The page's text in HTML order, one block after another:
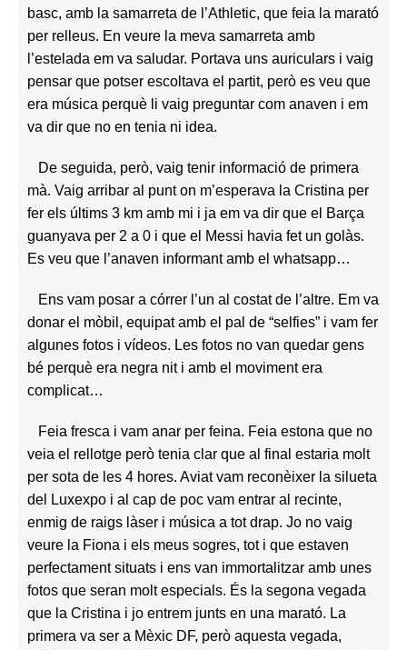
basc, amb la samarreta de l’Athletic, que feia la marató
per relleus. En veure la meva samarreta amb
l’estelada em va saludar. Portava uns auriculars i vaig
pensar que potser escoltava el partit, però es veu que
era música perquè li vaig preguntar com anaven i em
va dir que no en tenia ni idea.
De seguida, però, vaig tenir informació de primera
mà. Vaig arribar al punt on m’esperava la Cristina per
fer els últims 3 km amb mi i ja em va dir que el Barça
guanyava per 2 a 0 i que el Messi havia fet un golàs.
Es veu que l’anaven informant amb el whatsapp…
Ens vam posar a córrer l’un al costat de l’altre. Em va
donar el mòbil, equipat amb el pal de “selfies” i vam fer
algunes fotos i vídeos. Les fotos no van quedar gens
bé perquè era negra nit i amb el moviment era
complicat…
Feia fresca i vam anar per feina. Feia estona que no
veia el rellotge però tenia clar que al final estaria molt
per sota de les 4 hores. Aviat vam reconèixer la silueta
del Luxexpo i al cap de poc vam entrar al recinte,
enmig de raigs làser i música a tot drap. Jo no vaig
veure la Fiona i els meus sogres, tot i que estaven
perfectament situats i ens van immortalitzar amb unes
fotos que seran molt especials. És la segona vegada
que la Cristina i jo entrem junts en una marató. La
primera va ser a Mèxic DF, però aquesta vegada,